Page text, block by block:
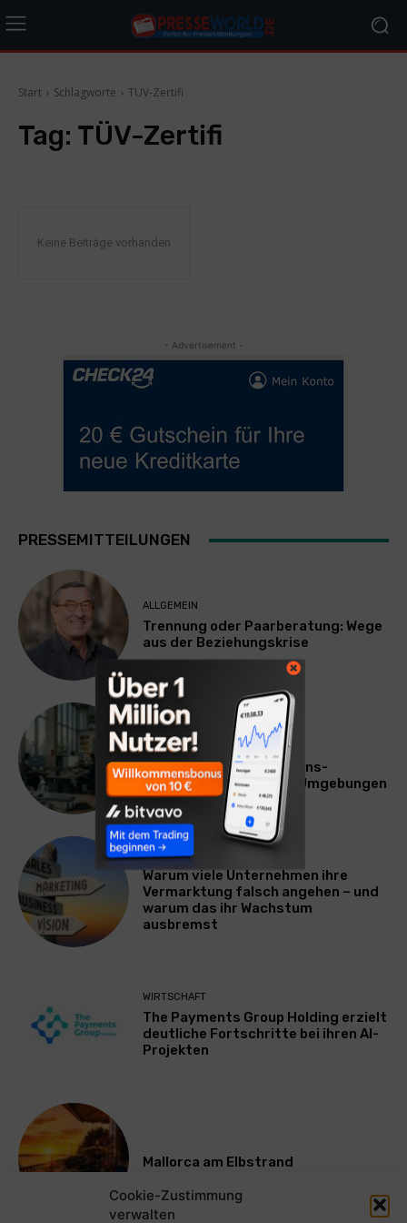
Cookie-Zustimmung
verwalten
Start Schlagworte TÜV-Zertifi
Tag: TÜV-Zertifi
Keine Beiträge vorhanden
- Advertisement -
PRESSEMITTEILUNGEN
ALLGEMEIN
Trennung oder Paarberatung: Wege
aus der Beziehungskrise
TECHNIK
SourcingBlox startet
CentaurNexus: Operations-
Plattform für Zscaler-Umgebungen
WERBUNG & MARKETING
Warum viele Unternehmen ihre
Vermarktung falsch angehen – und
warum das ihr Wachstum
ausbremst
WIRTSCHAFT
The Payments Group Holding erzielt
deutliche Fortschritte bei ihren AI-
Projekten
Mallorca am Elbstrand